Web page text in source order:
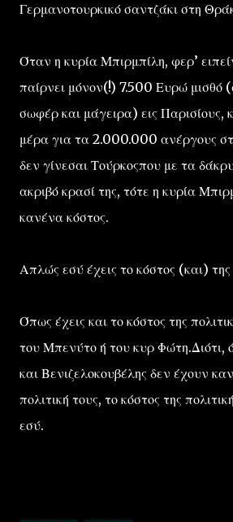
Γερμανοτουρκικό σαντζάκι στη
Όταν η κυρία Μπιρμπίλη, φερ’
παίρνει μόνον(!) 7.500 Ευρώ μισθό
σωφέρ και μάγειρα) εις Παρισίους,
μέρα για τα 2.000.000 ανέργους
δεν γίνεσαι Τούρκοςπου με τα
ακριβό κρασί της, τότε η κυρία
κανένα κόστος.
Απλώς εσύ έχεις το κόστος (και)
Όπως έχεις και το κόστος της
του Μπενύτο ή του κυρ Φώτη.Διότι,
και Βενιζελοκουβέλης δεν έχουν
πολιτική τους, το κόστος της
εσύ.